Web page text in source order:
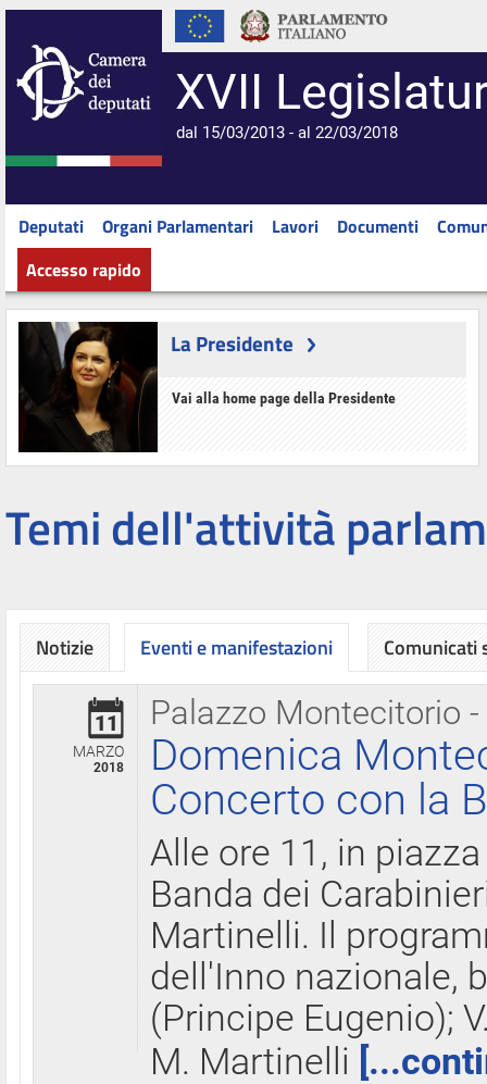
XVII
dal 15/03/2013 - al 22/03/2018
Deputati Organi Parlamentari Lavori Documenti
Accesso rapido
La Presidente
Vai alla home page della Presidente
Temi dell'attività
Notizie Eventi e manifestazioni
Palazzo Montecitorio
11
MARZO
2018
Domenica
Concerto con la
Alle ore 11, in
Banda dei
Martinelli. Il
dell'Inno nazionale,
(Principe Eugenio);
M. Martinelli
Comunicati